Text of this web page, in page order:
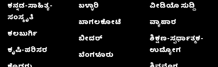
ಕನ್ನಡ-ಸಾಹಿತ್ಯ-
ಸಂಸ್ಕೃತಿ
ಕಲಬುರ್ಗಿ
ಕೃಷಿ-ಪರಿಸರ
ಬಳ್ಳಾರಿ
ಬಾಗಲಕೋಟೆ
ಬೀದರ್
ಬೆಂಗಳೂರು
ವೀಡಿಯೊ ಸುದ್ದಿ
ವ್ಯಾಪಾರ
ಶಿಕ್ಷಣ-ಸ್ಪರ್ಧಾತ್ಮಕ-
ಉದ್ಯೋಗ